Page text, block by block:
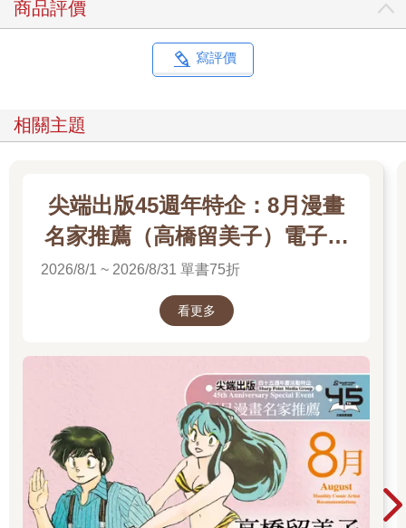
商品評價
寫評價
相關主題
尖端出版45週年特企：8月漫畫
名家推薦（高橋留美子）電子書
展
2026/8/1 ~ 2026/8/31 單書75折
看更多